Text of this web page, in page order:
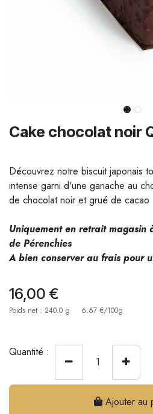
Cake chocolat noir
Découvrez notre biscuit japonais
intense garni d'une ganache au
de chocolat noir et grué de cacao
Uniquement en retrait magasin
de Pérenchies
A bien conserver au frais pour
16,00 €
Poids net : 240.0 g 6.67 €/100g
Quantité :
Ajouter au